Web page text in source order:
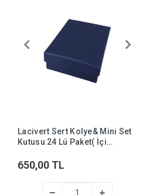
Lacivert Sert Kolye& Mini Set
Kutusu 24 Lü Paket( İçi
650,00 TL